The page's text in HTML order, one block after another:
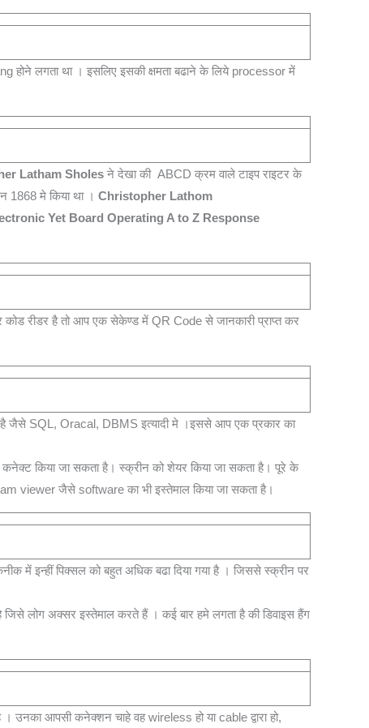
होने लगता था । इसलिए इसकी क्षमता बढाने के लिये processor में
Latham Sholes ने देखा की ABCD क्रम वाले टाइप राइटर के
1868 मे किया था । Christopher Lathom
Yet Board Operating A to Z Response
कोड रीडर है तो आप एक सेकेण्ड में QR Code से जानकारी प्राप्त कर
है जैसे SQL, Oracal, DBMS इत्यादी मे ।इससे आप एक प्रकार का
किया जा सकता है। स्क्रीन को शेयर किया जा सकता है। पूरे के
viewer जैसे software का भी इस्तेमाल किया जा सकता है।
इन्‍हीं पिक्‍सल को बहुत अधिक बढा दिया गया है । जिससे स्‍क्रीन पर
लोग अक्‍सर इस्‍तेमाल करते हैं । कई बार हमे लगता है की डिवाइस हैंग
आपसी कनेक्‍शन चाहे वह wireless हो या cable द्वारा हो,